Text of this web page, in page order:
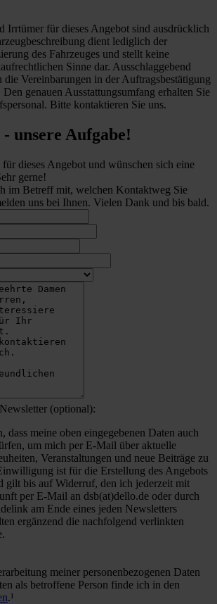
Irrtümer für dieses Angebot sind ausdrücklich
dient lediglich der
des Fahrzeuges und stellt keine
Sinne dar. Ausschlaggebend
Vereinbarungen in der Auftragsbestätigung
genauen Ausstattungsumfang erhalten Sie
Bitte kontaktieren Sie uns.
unsere Aufgabe!
für dieses Angebot und wünschen sich eine
gerne!
im Betreff mit, welchen Kontaktweg Sie
uns bei Ihnen. Vielen Dank und bis bald.
(optional):
dass meine oben eingegebenen Daten auch
um mich per E-Mail über aktuelle
Veranstaltungen und neue Beiträge zu
ist für die Erstellung des Angebots
gilt bis auf Widerruf, den ich jederzeit mit
per E-Mail an dsb(at)dello.de oder durch
am Ende eines jeden Newsletters
ergänzend die nachfolgend verlinkten
meiner personenbezogenen Daten
als betroffene Person finde ich in den
.¹